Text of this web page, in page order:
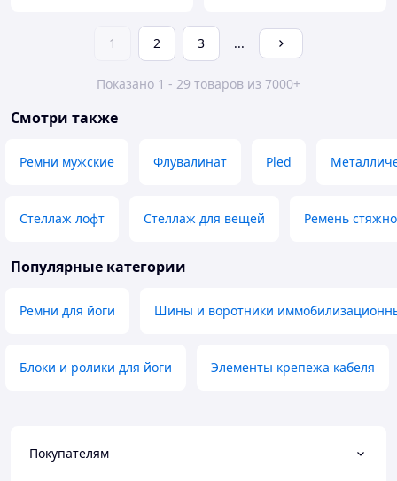
1 2 3 ...
Показано 1 - 29 товаров из 7000+
Смотри также
Ремни мужские Флувалинат Pled
Стеллаж лофт Стеллаж для вещей Ремень
Популярные категории
Ремни для йоги Шины и воротники
Блоки и ролики для йоги Элементы крепежа кабеля
Покупателям